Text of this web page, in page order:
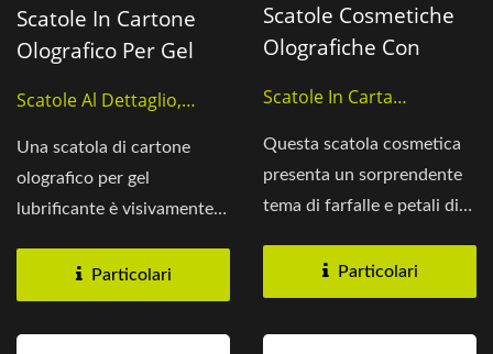
Scatole In Cartone
Olografico Per Gel
Scatole Al Dettaglio,
Una scatola di cartone
olografico per gel
lubrificante è visivamente
Particolari
Scatole Cosmetiche
Olografiche Con
Fiore
Scatole In Carta
Questa scatola cosmetica
presenta un sorprendente
tema di farfalle e petali di
Particolari